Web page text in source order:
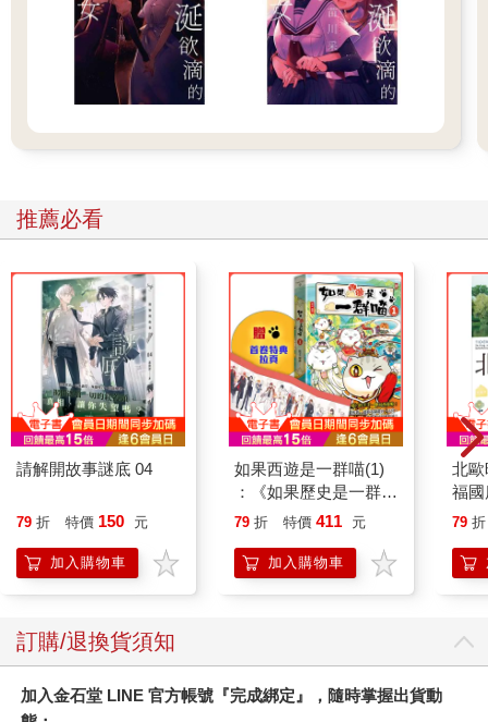
推薦必看
請解開故事謎底 04
79 折 特價 150 元
加入購物車
如果西遊是一群喵(1)
：《如果歷史是一群
喵》作者最新力作，附
79 折 特價 411 元
加入購物車
北
福
79 折
訂購/退換貨須知
加入金石堂 LINE 官方帳號『完成綁定』，隨時掌握出貨動